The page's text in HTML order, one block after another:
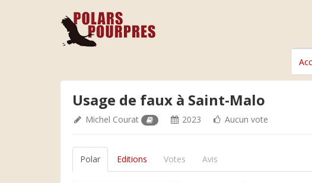
Usage de faux à Saint-Malo
Michel Courat 2023 Aucun vote
Polar Editions Votes Avis